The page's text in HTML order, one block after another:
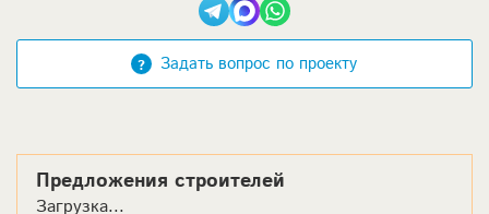
Задать вопрос по проекту
Предложения строителей
Загрузка...